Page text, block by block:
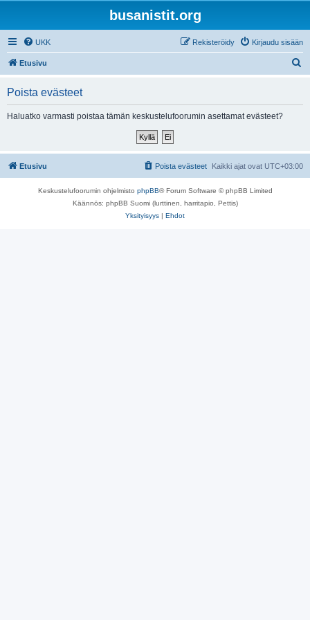
busanistit.org
UKK Kirjaudu sisään
Rekisteröidy
Etusivu
Poista evästeet
Haluatko varmasti poistaa tämän keskustelufoorumin asettamat evästeet?
Etusivu Kaikki ajat ovat UTC+03:00
Poista evästeet
Keskustelufoorumin ohjelmisto phpBB® Forum Software © phpBB Limited
Käännös: phpBB Suomi (lurttinen, harritapio, Pettis)
Yksityisyys | Ehdot